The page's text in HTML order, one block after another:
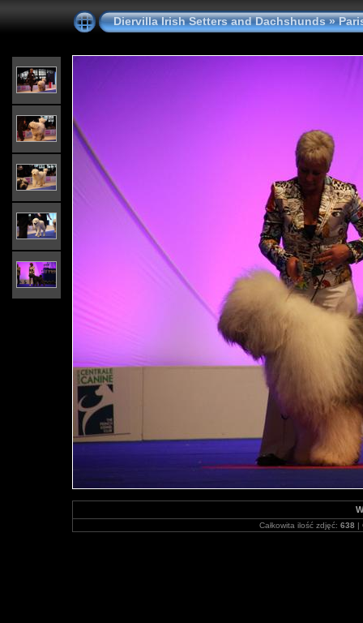
Diervilla Irish Setters and Dachshunds»
Całkowita ilość zdjęć: 638 |